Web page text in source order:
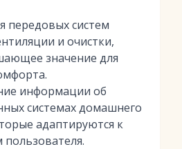
передовых систем
и очистки,
значение для
информации об
системах домашнего
адаптируются к
пользователя.